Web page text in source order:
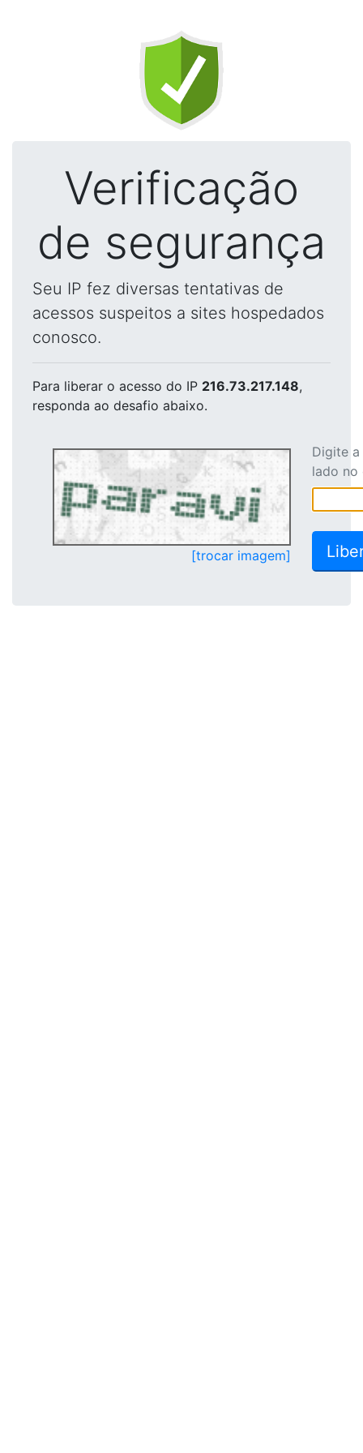
Verificação
de segurança
Seu IP fez diversas tentativas de
acessos suspeitos a sites hospedados
conosco.
Para liberar o acesso do IP 216.73.217.148,
responda ao desafio abaixo.
[trocar imagem]
Digite
lado no